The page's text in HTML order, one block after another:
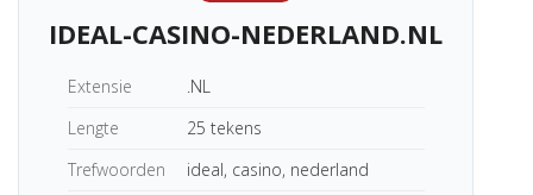
IDEAL-CASINO-NEDERLAND.NL
Extensie
.NL
Lengte
25 tekens
Trefwoorden
ideal, casino, nederland